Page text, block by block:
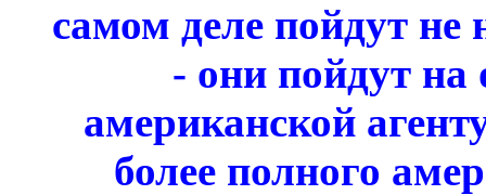
самом деле пойдут
- они пойдут на
американской
более полного